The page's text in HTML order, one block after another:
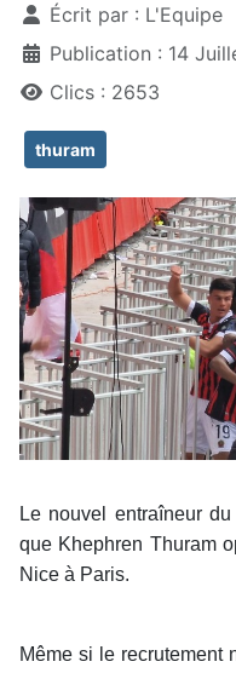
Écrit par : L'Equipe
Publication : 14
Clics : 2653
thuram
Le nouvel entraîneur
que Khephren Thuram
Nice à Paris.
Même si le recrutement